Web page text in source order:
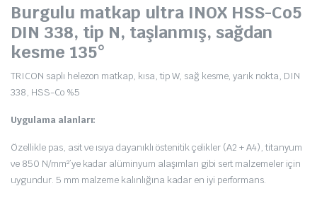
Burgulu matkap ultra INOX HSS-Co5
DIN 338, tip N, taşlanmış, sağdan
kesme 135°
TRICON saplı helezon matkap, kısa, tip W, sağ kesme, yarık nokta, DIN
338, HSS-Co %5
Uygulama alanları:
Özellikle pas, asit ve ısıya dayanıklı östenitik çelikler (A2 + A4), titanyum
ve 850 N/mm²’ye kadar alüminyum alaşımları gibi sert malzemeler için
uygundur. 5 mm malzeme kalınlığına kadar en iyi performans.